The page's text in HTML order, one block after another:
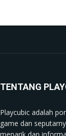
TENTANG
Playcubic adalah
game dan